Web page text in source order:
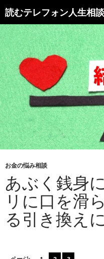
読むテレフォン人生相談
お金の悩み相談
あぶく銭身
リに口を滑
る引き換え